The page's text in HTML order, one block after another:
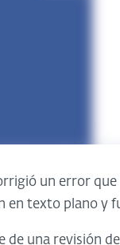
un error
en texto plano y
de una revisión